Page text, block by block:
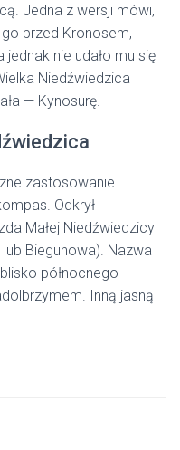
Jedna z wersji mówi,
przed Kronosem,
nie udało mu się
Niedźwiedzica
— Kynosurę.
zastosowanie
Odkrył
Małej Niedźwiedzicy
Biegunowa). Nazwa
północnego
Inną jasną